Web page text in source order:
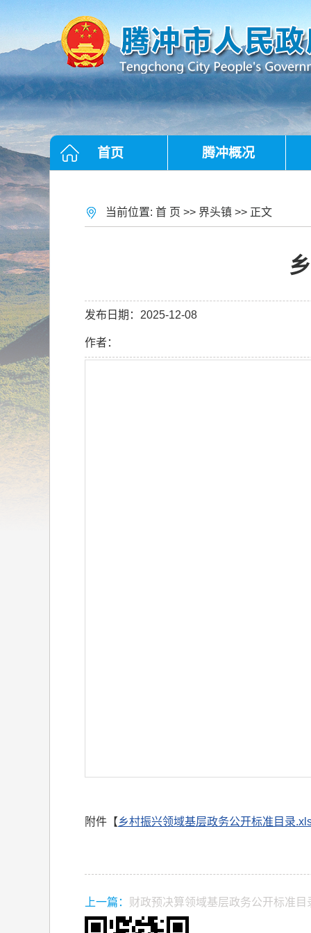
首页 腾冲概况
当前位置: 首 页 >> 界头镇 >> 正文
发布日期：2025-12-08
作者：
附件【乡村振兴领域基层政务公开标准目录
上一篇： 财政预决算领域基层政务公开标准目